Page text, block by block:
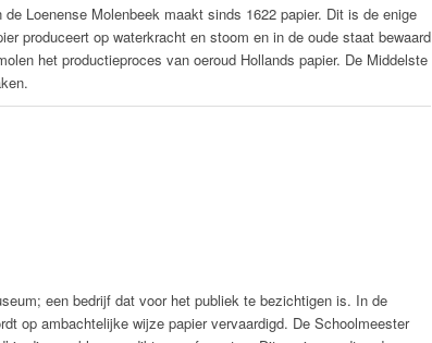
Loenense Molenbeek maakt sinds 1622 papier. Dit is de enige
produceert op waterkracht en stoom en in de oude staat bewaard
het productieproces van oeroud Hollands papier. De Middelste
een bedrijf dat voor het publiek te bezichtigen is. In de
op ambachtelijke wijze papier vervaardigd. De Schoolmeester